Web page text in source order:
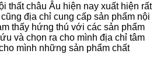
thất châu Âu hiện nay xuất hiện rất
địa chỉ cung cấp sản phẩm nội
thấy hứng thú với các sản phẩm
và chọn ra cho mình địa chỉ tâm
mình những sản phẩm chất